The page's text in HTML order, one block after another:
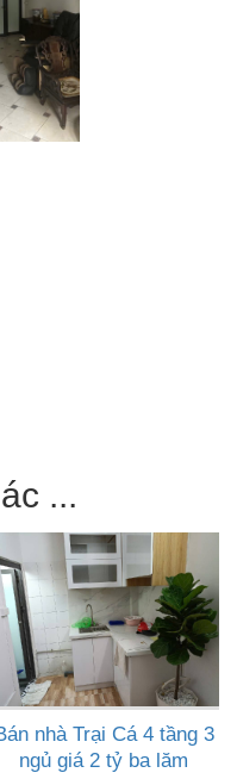
...
nhà Trại Cá 4 tầng 3
ngủ giá 2 tỷ ba lăm